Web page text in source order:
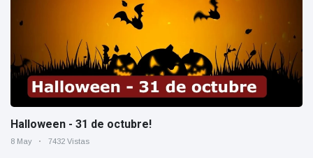
Halloween - 31 de octubre!
8 May 7432 Vistas